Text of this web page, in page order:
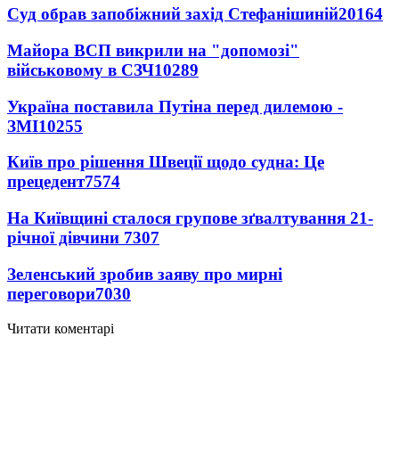
Суд обрав запобіжний захід Стефанішиній20164
Майора ВСП викрили на "допомозі"
військовому в СЗЧ10289
Україна поставила Путіна перед дилемою -
ЗМІ10255
Київ про рішення Швеції щодо судна: Це
прецедент7574
На Київщині сталося групове зґвалтування 21-
річної дівчини 7307
Зеленський зробив заяву про мирні
переговори7030
Читати коментарі